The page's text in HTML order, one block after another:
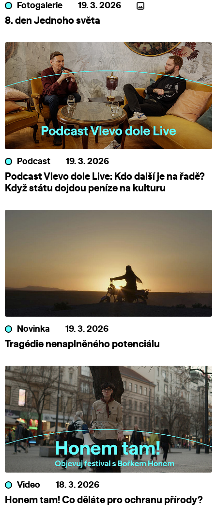
Fotogalerie 19. 3. 2026
8. den Jednoho světa
Podcast 19. 3. 2026
Podcast Vlevo dole Live: Kdo další je na řadě?
Když státu dojdou peníze na kulturu
Novinka 19. 3. 2026
Tragédie nenaplněného potenciálu
Video 18. 3. 2026
Honem tam! Co děláte pro ochranu přírody?